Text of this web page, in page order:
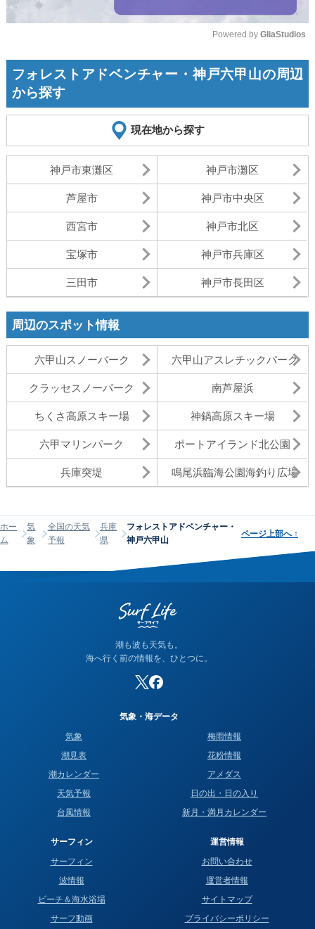
Mute
Powered by GliaStudios
フォレストアドベンチャー・神戸六甲山の周辺
から探す
現在地から探す
神戸市東灘区 神戸市灘区
芦屋市 神戸市中央区
西宮市 神戸市北区
宝塚市 神戸市兵庫区
三田市 神戸市長田区
周辺のスポット情報
六甲山スノーパーク 六甲山アスレチックパーク
クラッセスノーパーク 南芦屋浜
ちくさ高原スキー場 神鍋高原スキー場
六甲マリンパーク ポートアイランド北公園
兵庫突堤 鳴尾浜臨海公園海釣り広場
ホー
ム
気
象
全国の天気
予報
兵庫
県
フォレストアドベンチャー・
神戸六甲山
ページ上部へ ↑
潮も波も天気も。
海へ行く前の情報を、ひとつに。
気象・海データ
気象
潮見表
潮カレンダー
天気予報
台風情報
梅雨情報
花粉情報
アメダス
日の出・日の入り
新月・満月カレンダー
サーフィン
サーフィン
波情報
ビーチ＆海水浴場
サーフ動画
運営情報
お問い合わせ
運営者情報
サイトマップ
プライバシーポリシー